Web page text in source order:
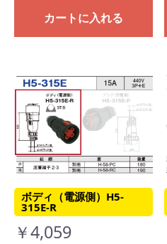
カートに入れる
ボディ（電源側）H5-
315E-R
￥4,059